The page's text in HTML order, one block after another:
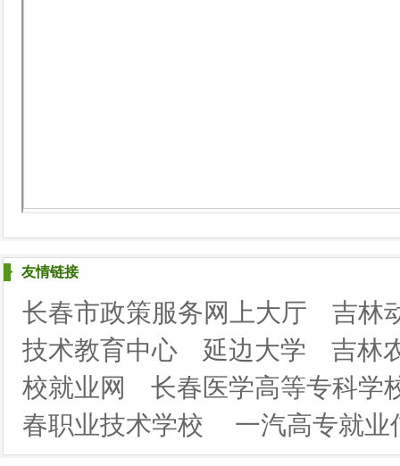
友情链接
长春市政策服务网上大厅
吉林
技术教育中心
延边大学
吉林
校就业网
长春医学高等专科学
春职业技术学校
一汽高专就业